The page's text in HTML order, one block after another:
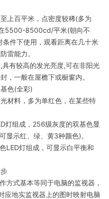
上百平米，点密度较稀(多为
5500-8500cd/平米(朝向不
件下使用，观看距离在几十米
雷能力。
有较高的发光亮度,可在非阳光
，一般在屋檐下或橱窗内。
色(全彩)
材料，多为单红色，在某些特
灯组成，256级灰度的双基色显
示红、绿、黄3种颜色)。
LED灯组成，可显示白平衡和
方式基本等同于电脑的监视器，
应地实监视器上的图时映射电脑